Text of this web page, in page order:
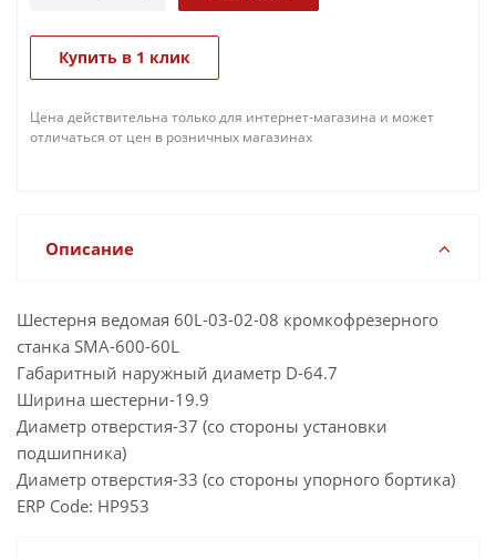
Купить в 1 клик
Цена действительна только для интернет-магазина и может
отличаться от цен в розничных магазинах
Описание
Шестерня ведомая 60L-03-02-08 кромкофрезерного
станка SMA-600-60L
Габаритный наружный диаметр D-64.7
Ширина шестерни-19.9
Диаметр отверстия-37 (со стороны установки
подшипника)
Диаметр отверстия-33 (со стороны упорного бортика)
ERP Code: HP953